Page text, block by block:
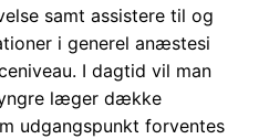
samt assistere til og
i generel anæstesi
I dagtid vil man
læger dække
udgangspunkt forventes